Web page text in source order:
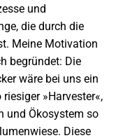
und
die durch die
Meine Motivation
begründet: Die
wäre bei uns ein
»Harvester«,
und Ökosystem so
Diese